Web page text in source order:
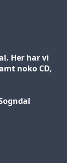
Her har vi
noko CD,